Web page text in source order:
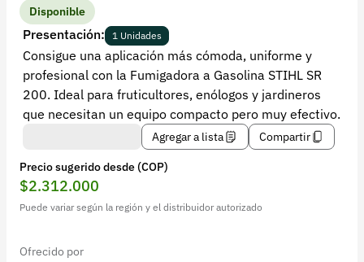
Disponible
Presentación: 1 Unidades
Consigue una aplicación más cómoda, uniforme y
profesional con la Fumigadora a Gasolina STIHL SR
200. Ideal para fruticultores, enólogos y jardineros
que necesitan un equipo compacto pero muy efectivo.
Agregar a lista Compartir
Precio sugerido desde (COP)
$2.312.000
Puede variar según la región y el distribuidor autorizado
Ofrecido por
Soporte
+57 323 2931928
contacto@croper.com
© 2026 Croper.com Todos los derechos reservados
Síguenos